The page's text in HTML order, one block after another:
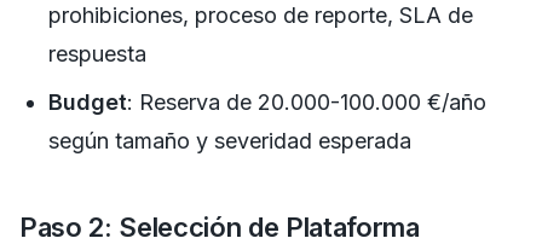
prohibiciones, proceso de reporte, SLA de
respuesta
Budget: Reserva de 20.000-100.000 €/año
según tamaño y severidad esperada
Paso 2: Selección de Plataforma